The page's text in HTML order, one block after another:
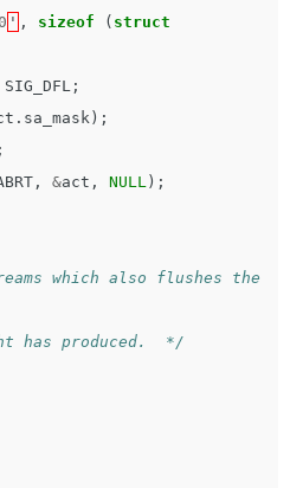
0 ' , sizeof ( struct
SIG_DFL ;
. sa_mask );
;
, &act , NULL );
which also flushes the
has produced.  */